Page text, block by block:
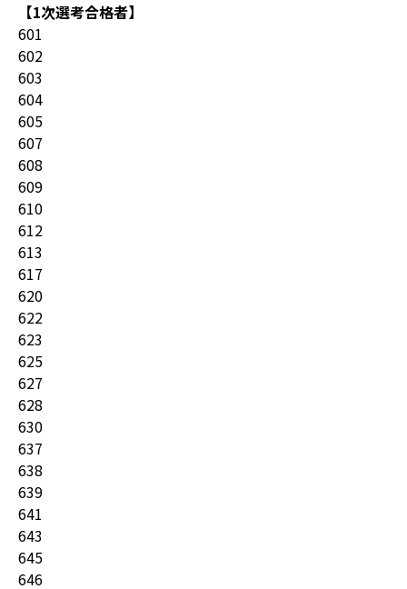
【1次選考合格者】
601
602
603
604
605
607
608
609
610
612
613
617
620
622
623
625
627
628
630
637
638
639
641
643
645
646